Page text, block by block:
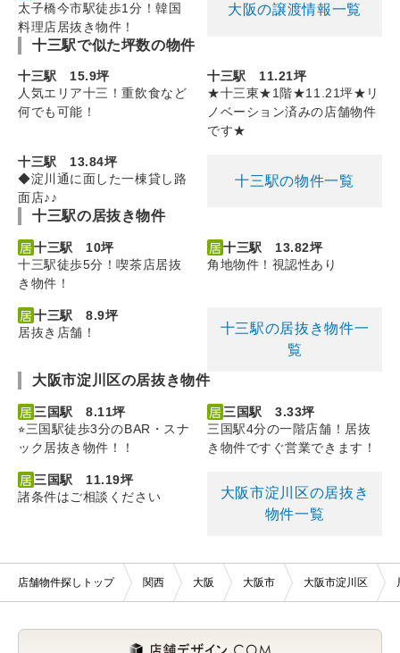
太子橋今市駅徒歩1分！韓国
料理店居抜き物件！
大阪の譲渡情報一覧
十三駅で似た坪数の物件
十三駅 15.9坪
人気エリア十三！重飲食など
何でも可能！
十三駅 11.21坪
★十三東★1階★11.21坪★リ
ノベーション済みの店舗物件
です★
十三駅 13.84坪
◆淀川通に面した一棟貸し路
面店♪♪
十三駅の物件一覧
十三駅の居抜き物件
十三駅 10坪
十三駅徒歩5分！喫茶店居抜
き物件！
十三駅 13.82坪
角地物件！視認性あり
十三駅 8.9坪
居抜き店舗！
十三駅の居抜き物件一
覧
大阪市淀川区の居抜き物件
三国駅 8.11坪
⭐︎三国駅徒歩3分のBAR・スナ
ック居抜き物件！！
三国駅 3.33坪
三国駅4分の一階店舗！居抜
き物件ですぐ営業できます！
三国駅 11.19坪
諸条件はご相談ください
大阪市淀川区の居抜き
物件一覧
店舗物件探しトップ 関西 大阪 大阪市 大阪市淀川区